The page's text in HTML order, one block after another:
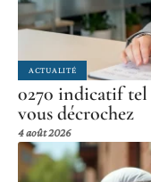
ACTUALITÉ
0270 indicatif tel
vous décrochez
4 août 2026